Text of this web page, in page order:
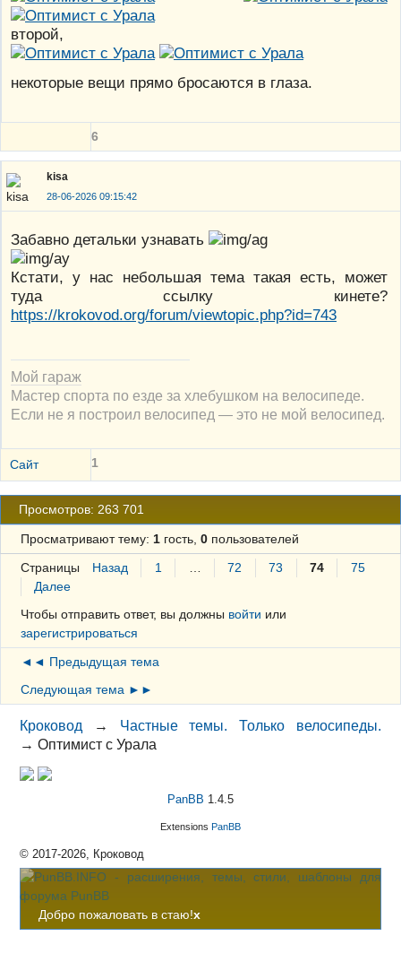
второй,
некоторые вещи прямо бросаются в глаза.
6
kisa
28-06-2026 09:15:42
Забавно детальки узнавать
Кстати, у нас небольшая тема такая есть, может
туда ссылку кинете?
https://krokovod.org/forum/viewtopic.php?id=743
Мой гараж
Мастер спорта по езде за хлебушком на велосипеде.
Если не я построил велосипед — это не мой велосипед.
Сайт 1
Просмотров: 263 701
Просматривают тему: 1гость, 0пользователей
Страницы Назад 1 72 73 74
75
Далее
Чтобы отправить ответ, вы должны войти или
зарегистрироваться
◄◄ Предыдущая тема
Следующая тема ►►
Кроковод → Частные темы. Только велосипеды.
→Оптимист с Урала
PanBB 1.4.5
Extensions PanBB
© 2017-2026, Кроковод
Добро пожаловать в стаю!x